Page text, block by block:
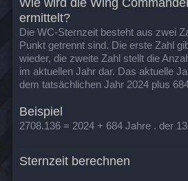
ermittelt?
Die WC-Sternzeit besteht aus zwei
Punkt getrennt sind. Die erste Zahl
wieder, die zweite Zahl stellt die
im aktuellen Jahr dar. Das aktuelle
dem tatsächlichen Jahr 2024 plus
Beispiel
2708.136 = 2024 + 684 Jahre . der
Sternzeit berechnen